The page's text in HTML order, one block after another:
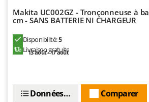
Outdoorchef
P
Palazzetti
Paterlini
Makita UC002GZ - Tronçonneuse à
cm - SANS BATTERIE NI CHARGEUR
Disponibilité:5
Livraison gratuite
13 août - 17 août
Comparer
Données techniques